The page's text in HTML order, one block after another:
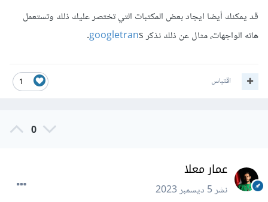
قد يمكنك أيضا ايجاد بعض المكتبات التي تختصر عليك ذلك وتستعمل
هاته الواجهات، مثال عن ذلك نذكر googletrans.
1 اقتباس
0
عمار معلا
نشر5 ديسمبر 2023